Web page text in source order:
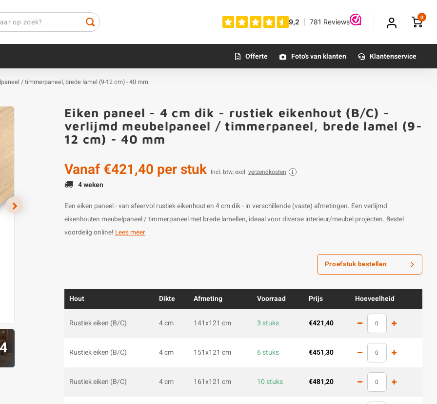
0
Offerte Foto's van klanten Klantenservice
/ timmerpaneel, brede lamel (9-12 cm) - 40 mm
Klantfoto
Eiken paneel - 4 cm dik - rustiek eikenhout (B/C) -
verlijmd meubelpaneel / timmerpaneel, brede lamel (9-
12 cm) - 40 mm
Vanaf€421,40 per stuk Incl. btw, excl. verzendkosten
4 weken
Een eiken paneel - van sfeervol rustiek eikenhout en 4 cm dik - in verschillende (vaste) afmetingen. Een verlijmd
eikenhouten meubelpaneel / timmerpaneel met brede lamellen, ideaal voor diverse interieur/meubel projecten. Bestel
voordelig online! Lees meer
Proefstuk bestellen
Hout Dikte Afmeting Voorraad Prijs Hoeveelheid
Rustiek eiken (B/C) 4 cm 141x121 cm 3 stuks €421,40
Rustiek eiken (B/C) 4 cm 151x121 cm 6 stuks €451,30
Rustiek eiken (B/C) 4 cm 161x121 cm 10 stuks €481,20